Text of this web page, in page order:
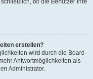
ob die Benutzer ihre
erstellen?
wird durch die Board-
Antwortmöglichkeiten als
Administrator.